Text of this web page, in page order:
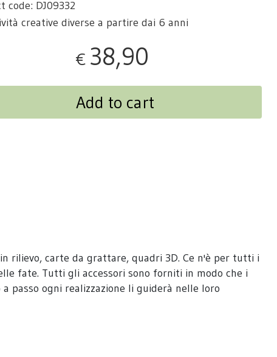
code: DJ09332
creative diverse a partire dai 6 anni
€ 38,90
Add to cart
rilievo, carte da grattare, quadri 3D. Ce n'è per tutti i
fate. Tutti gli accessori sono forniti in modo che i
passo ogni realizzazione li guiderà nelle loro